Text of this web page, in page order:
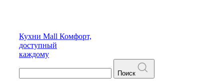
Кухни Mall Комфорт,
доступный
каждому
Поиск